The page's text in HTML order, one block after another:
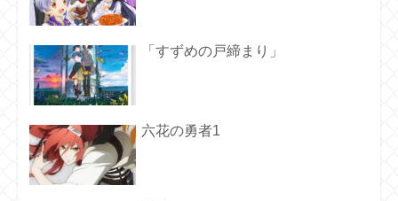
「すずめの戸締まり」
六花の勇者1